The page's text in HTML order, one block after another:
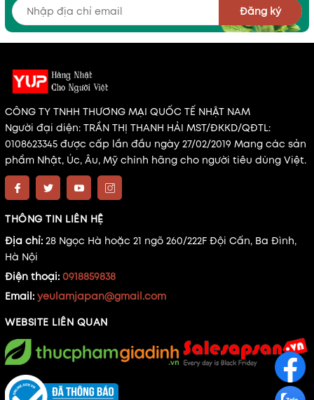
Đăng ký
CÔNG TY TNHH THƯƠNG MẠI QUỐC TẾ NHẬT NAM
Người đại diện: TRẦN THỊ THANH HẢI MST/ĐKKD/QĐTL:
0108623345 được cấp lần đầu ngày 27/02/2019 Mang các sản
phẩm Nhật, Úc, Âu, Mỹ chính hãng cho người tiêu dùng Việt.
THÔNG TIN LIÊN HỆ
Địa chỉ: 28 Ngọc Hà hoặc 21 ngõ 260/222F Đội Cấn, Ba Đình,
Hà Nội
Điện thoại: 0918859838
Email: yeulamjapan@gmail.com
WEBSITE LIÊN QUAN